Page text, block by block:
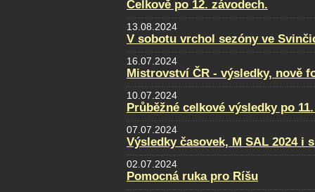
Celkově po 12. závodech.
13.08.2024
V sobotu vrchol sezóny ve
16.07.2024
Mistrovství ČR - výsledky, nově
10.07.2024
Průběžné celkové výsledky po
07.07.2024
Výsledky časovek, M SAL 2024 i
02.07.2024
Pomocná ruka pro Ríšu